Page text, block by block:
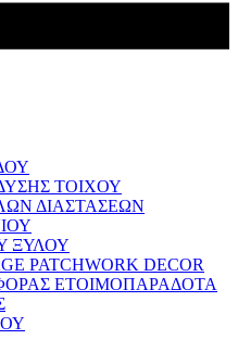
ΤΟΙΧΟΥ
ΔΙΑΣΤΑΣΕΩΝ
ΞΥΛΟΥ
PATCHWORK DECOR
ΕΤΟΙΜΟΠΑΡΑΔΟΤΑ